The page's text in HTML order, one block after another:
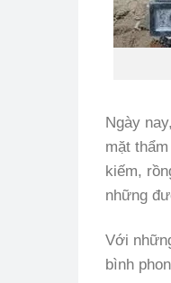
Ngày
mặt
kiếm,
những
Với
bình